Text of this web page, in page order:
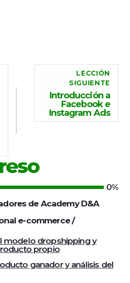
LECCIÓN
SIGUIENTE
Introducción a
Facebook e
Instagram Ads
0%
de Academy D&A
e-commerce /
modelo dropshipping y
propio
ganador y análisis del